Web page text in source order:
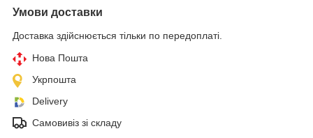
Умови доставки
Доставка здійснюється тільки по передоплаті.
Нова Пошта
Укрпошта
Delivery
Самовивіз зі складу